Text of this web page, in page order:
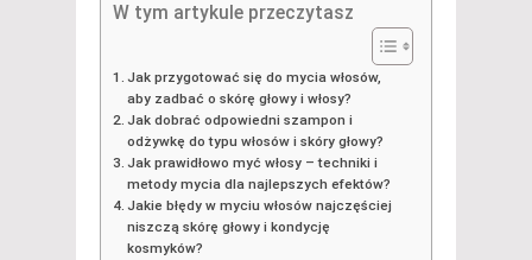
W tym artykule przeczytasz
Jak przygotować się do mycia włosów,
aby zadbać o skórę głowy i włosy?
Jak dobrać odpowiedni szampon i
odżywkę do typu włosów i skóry głowy?
Jak prawidłowo myć włosy – techniki i
metody mycia dla najlepszych efektów?
Jakie błędy w myciu włosów najczęściej
niszczą skórę głowy i kondycję
kosmyków?